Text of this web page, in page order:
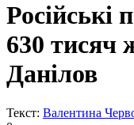
Російські
630
Данілов
Текст: Валентина